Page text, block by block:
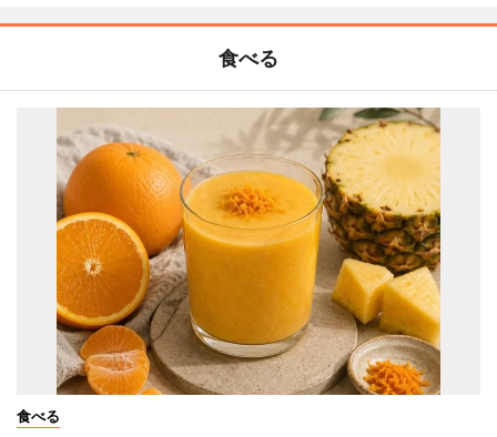
食べる
食べる